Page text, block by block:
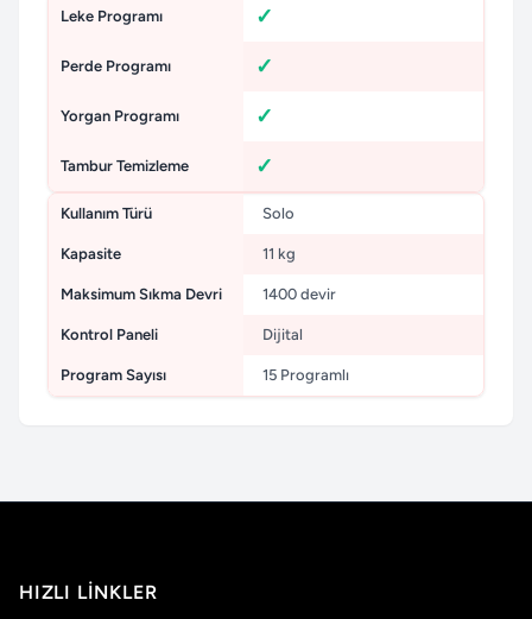
Leke Programı
Perde Programı
Yorgan Programı
Tambur Temizleme
Kullanım Türü Solo
Kapasite 11 kg
Maksimum Sıkma Devri 1400 devir
Kontrol Paneli Dijital
Program Sayısı 15 Programlı
HIZLI LINKLER